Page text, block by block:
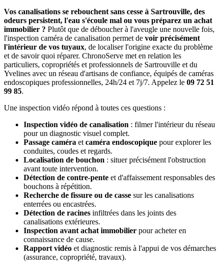
Vos canalisations se rebouchent sans cesse à Sartrouville, des
odeurs persistent, l'eau s'écoule mal ou vous préparez un achat
immobilier ? Plutôt que de déboucher à l'aveugle une nouvelle fois,
l'inspection caméra de canalisation permet de voir précisément
l'intérieur de vos tuyaux, de localiser l'origine exacte du problème
et de savoir quoi réparer. ChronoServe met en relation les
particuliers, copropriétés et professionnels de Sartrouville et du
Yvelines avec un réseau d'artisans de confiance, équipés de caméras
endoscopiques professionnelles, 24h/24 et 7j/7. Appelez le 09 72 51
99 85.
Une inspection vidéo répond à toutes ces questions :
Inspection vidéo de canalisation : filmer l'intérieur du réseau
pour un diagnostic visuel complet.
Passage caméra et caméra endoscopique pour explorer les
conduites, coudes et regards.
Localisation de bouchon : situer précisément l'obstruction
avant toute intervention.
Détection de contre-pente et d'affaissement responsables des
bouchons à répétition.
Recherche de fissure ou de casse sur les canalisations
enterrées ou encastrées.
Détection de racines infiltrées dans les joints des
canalisations extérieures.
Inspection avant achat immobilier pour acheter en
connaissance de cause.
Rapport vidéo et diagnostic remis à l'appui de vos démarches
(assurance, copropriété, travaux).